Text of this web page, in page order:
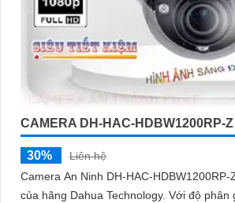
CAMERA DH-HAC-HDBW1200RP-
30%
Liên hệ
Camera An Ninh DH-HAC-
của hãng Dahua Technology. Với độ phân giải HD 1080P, camera này